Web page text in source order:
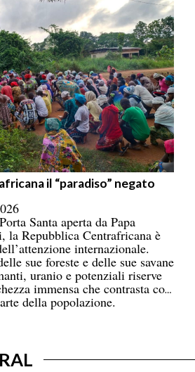
il “paradiso” negato
Santa aperta da Papa
la Repubblica Centrafricana è
internazionale.
sue foreste e delle sue savane
uranio e potenziali riserve
immensa che contrasta con
della popolazione.